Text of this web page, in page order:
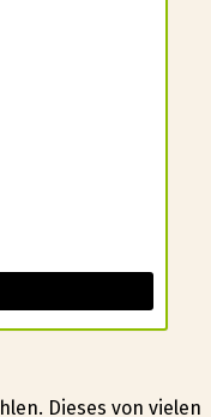
Dieses von vielen